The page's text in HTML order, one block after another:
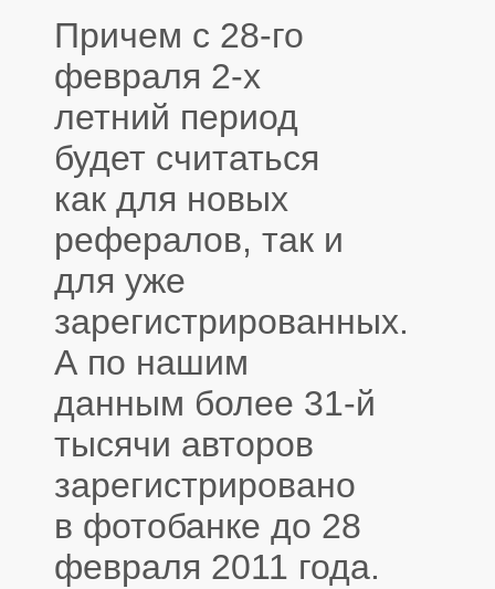
Причем с 28-го
февраля 2-х
летний период
будет считаться
как для новых
рефералов, так и
для уже
зарегистрированных.
А по нашим
данным более 31-й
тысячи авторов
зарегистрировано
в фотобанке до 28
февраля 2011 года.